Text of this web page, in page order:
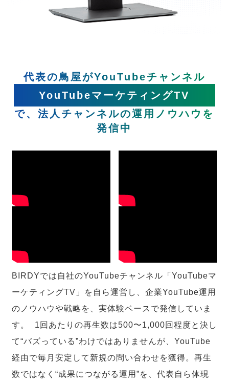
代表の鳥屋がYouTubeチャンネル
YouTubeマーケティングTV
で、法人チャンネルの運用ノウハウを
発信中
BIRDYでは自社のYouTubeチャンネル「YouTubeマ
ーケティングTV」を自ら運営し、企業YouTube運用
のノウハウや戦略を、実体験ベースで発信していま
す。 1回あたりの再生数は500〜1,000回程度と決し
て“バズっている”わけではありませんが、YouTube
経由で毎月安定して新規の問い合わせを獲得。再生
数ではなく“成果につながる運用”を、代表自ら体現